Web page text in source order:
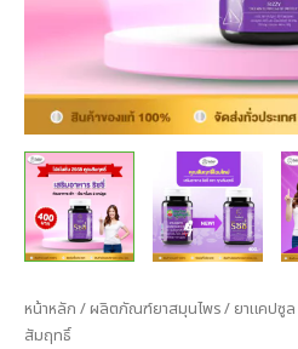
หน้าหลัก / ผลิตภัณฑ์ยาสมุนไพร/ ยาแคปซูล
สัมฤทธิ์